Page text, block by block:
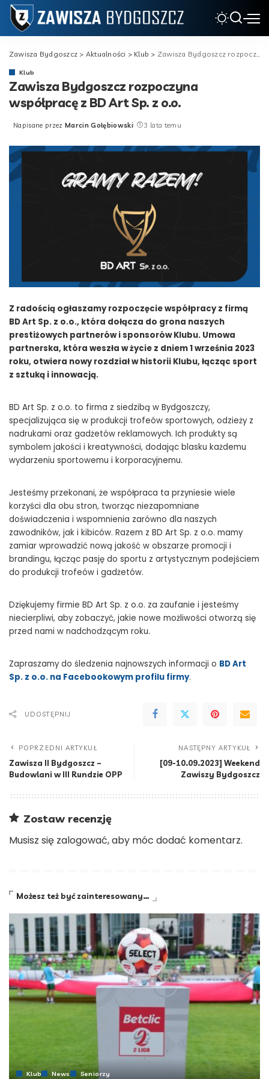
Zawisza Bydgoszcz > Aktualności > Klub > Zawisza Bydgoszcz rozpoczyna współpracę z BD Art Sp. z o.o.
Klub
Zawisza Bydgoszcz rozpoczyna
współpracę z BD Art Sp. z o.o.
Posted
Napisane przez Marcin Gołębiowski 3 lata temu
Z radością ogłaszamy rozpoczęcie współpracy z firmą
BD Art Sp. z o.o., która dołącza do grona naszych
prestiżowych partnerów i sponsorów Klubu. Umowa
partnerska, która weszła w życie z dniem 1 września 2023
roku, otwiera nowy rozdział w historii Klubu, łącząc sport
z sztuką i innowacją.
BD Art Sp. z o.o. to firma z siedzibą w Bydgoszczy,
specjalizująca się w produkcji trofeów sportowych, odzieży z
nadrukami oraz gadżetów reklamowych. Ich produkty są
symbolem jakości i kreatywności, dodając blasku każdemu
wydarzeniu sportowemu i korporacyjnemu.
Jesteśmy przekonani, że współpraca ta przyniesie wiele
korzyści dla obu stron, tworząc niezapomniane
doświadczenia i wspomnienia zarówno dla naszych
zawodników, jak i kibiców. Razem z BD Art Sp. z o.o. mamy
zamiar wprowadzić nową jakość w obszarze promocji i
brandingu, łącząc pasję do sportu z artystycznym podejściem
do produkcji trofeów i gadżetów.
Dziękujemy firmie BD Art Sp. z o.o. za zaufanie i jesteśmy
niecierpliwi, aby zobaczyć, jakie nowe możliwości otworzą się
przed nami w nadchodzącym roku.
Zapraszamy do śledzenia najnowszych informacji o BD Art
Sp. z o.o. na Facebookowym profilu firmy.
UDOSTĘPNIJ
POPRZEDNI ARTYKUŁ
Zawisza II Bydgoszcz –
Budowlani w III Rundzie OPP
NASTĘPNY ARTYKUŁ
[09-10.09.2023] Weekend
Zawiszy Bydgoszcz
Zostaw recenzję
Musisz się zalogować, aby móc dodać komentarz.
Możesz też być zainteresowany…
Klub News Seniorzy